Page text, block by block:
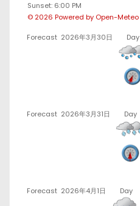
Sunset: 6:00 PM
© 2026 Powered by Open-Meteo
Forecast 2026年3月30日 Day
Forecast 2026年3月31日 Day
Forecast 2026年4月1日 Day